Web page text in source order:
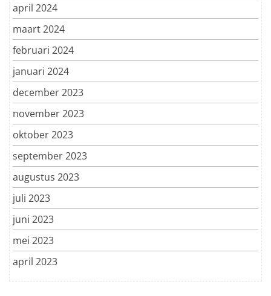
april 2024
maart 2024
februari 2024
januari 2024
december 2023
november 2023
oktober 2023
september 2023
augustus 2023
juli 2023
juni 2023
mei 2023
april 2023